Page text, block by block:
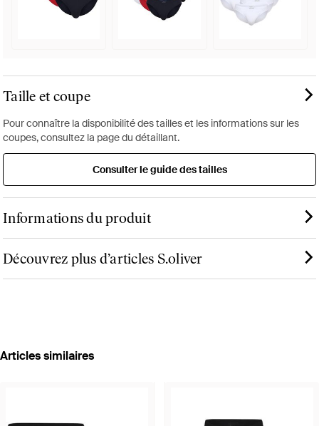
Taille et coupe
Pour connaître la disponibilité des tailles et les informations sur les
coupes, consultez la page du détaillant.
Consulter le guide des tailles
Informations du produit
Découvrez plus d’articles S.oliver
Articles similaires